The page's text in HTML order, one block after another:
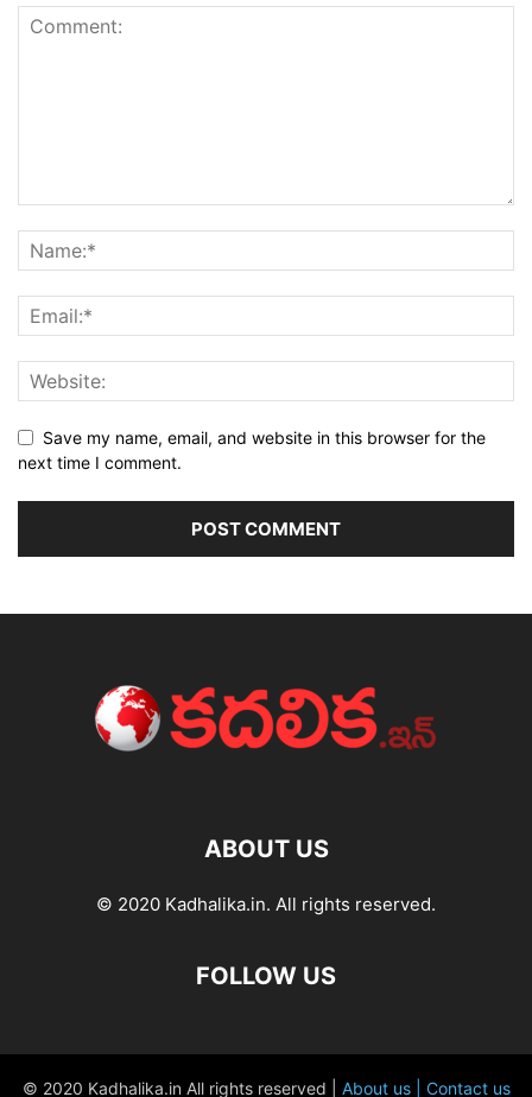
Save my name, email, and website in this browser for the
next time I comment.
ABOUT US
© 2020 Kadhalika.in. All rights reserved.
FOLLOW US
© 2020 Kadhalika.in All rights reserved | About us | Contact us